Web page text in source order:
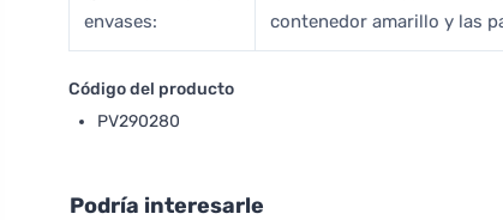
envases:
contenedor amarillo y las
Código del producto
PV290280
Podría interesarle